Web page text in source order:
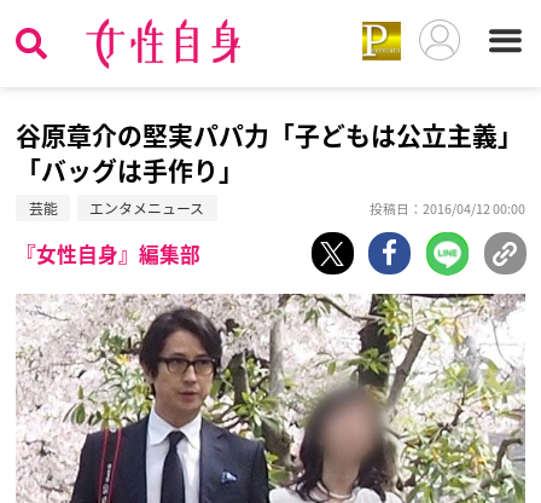
谷原章介の堅実パパ力「子どもは公立主義」
「バッグは手作り」
芸能 エンタメニュース 投稿日：2016/04/12 00:00
『女性自身』編集部